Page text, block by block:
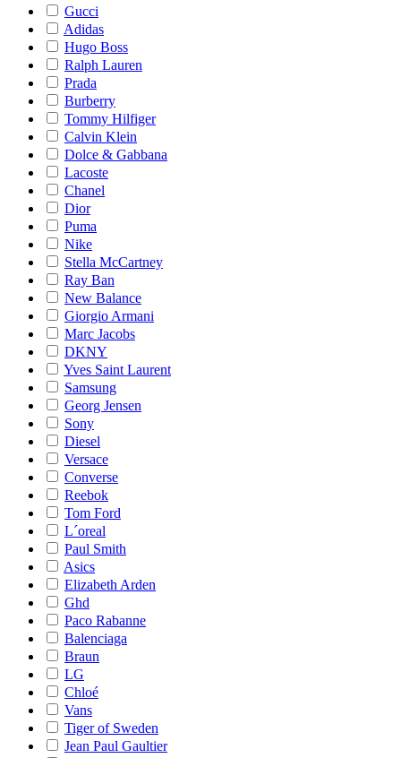
Gucci
Adidas
Hugo Boss
Ralph Lauren
Prada
Burberry
Tommy Hilfiger
Calvin Klein
Dolce & Gabbana
Lacoste
Chanel
Dior
Puma
Nike
Stella McCartney
Ray Ban
New Balance
Giorgio Armani
Marc Jacobs
DKNY
Yves Saint Laurent
Samsung
Georg Jensen
Sony
Diesel
Versace
Converse
Reebok
Tom Ford
L´oreal
Paul Smith
Asics
Elizabeth Arden
Ghd
Paco Rabanne
Balenciaga
Braun
LG
Chloé
Vans
Tiger of Sweden
Jean Paul Gaultier